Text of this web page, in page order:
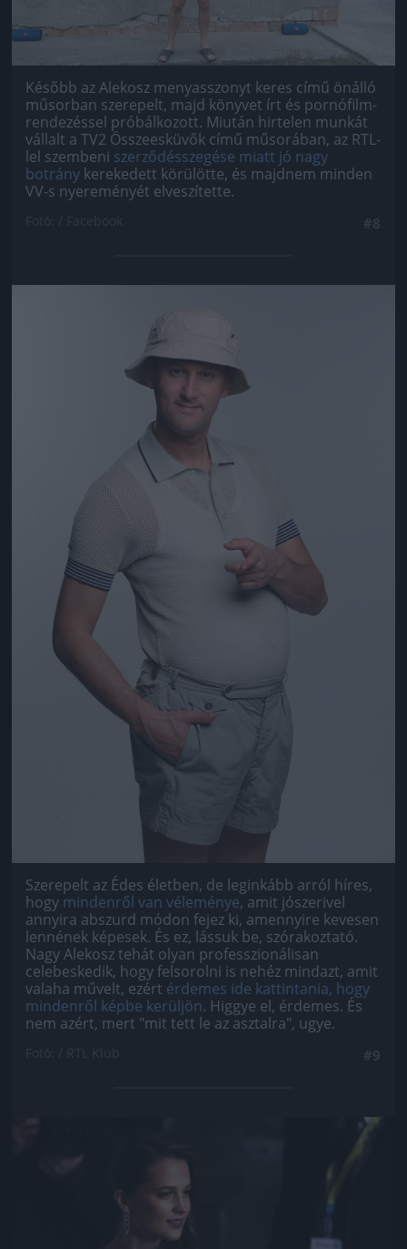
Később az Alekosz menyasszonyt keres című önálló
műsorban szerepelt, majd könyvet írt és pornófilm-
rendezéssel próbálkozott. Miután hirtelen munkát
vállalt a TV2 Összeesküvők című műsorában, az RTL-
lel szembeni szerződésszegése miatt jó nagy
botrány kerekedett körülötte, és majdnem minden
VV-s nyereményét elveszítette.
Szerepelt az Édes életben, de leginkább arról híres,
hogy mindenről van véleménye, amit jószerivel
annyira abszurd módon fejez ki, amennyire kevesen
lennének képesek. És ez, lássuk be, szórakoztató.
Nagy Alekosz tehát olyan professzionálisan
celebeskedik, hogy felsorolni is nehéz mindazt, amit
valaha művelt, ezért érdemes ide kattintania, hogy
mindenről képbe kerüljön. Higgye el, érdemes. És
nem azért, mert "mit tett le az asztalra", ugye.